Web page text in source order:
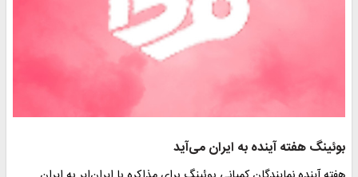
بوئینگ هفته آینده به ایران می‌آید